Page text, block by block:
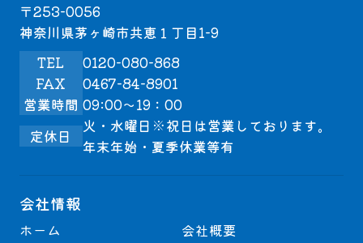
〒253-0056
神奈川県茅ヶ崎市共恵１丁目1-9
TEL
0120-080-868
FAX
0467-84-8901
営業時間 09:00～19：00
定休日
火・水曜日※祝日は営業しております。
年末年始・夏季休業等有
会社情報
ホーム
会社概要